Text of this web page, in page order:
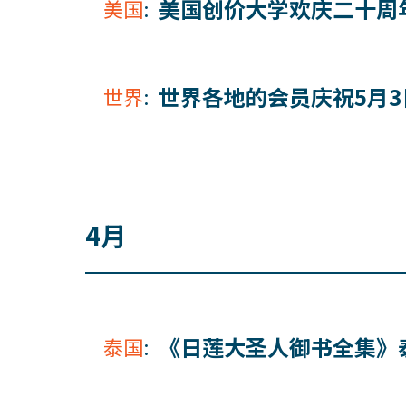
美国: 美国创价大学欢庆二十周
世界: 世界各地的会员庆祝5月3
4月
泰国: 《日莲大圣人御书全集